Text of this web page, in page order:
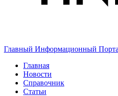
Главный Информационный
Главная
Новости
Справочник
Статьи